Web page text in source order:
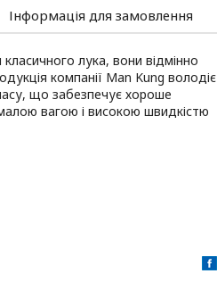
Інформація для замовлення
лука, вони відмінно
компанії Man Kung володіє
що забезпечує хороше
малою вагою і високою швидкістю